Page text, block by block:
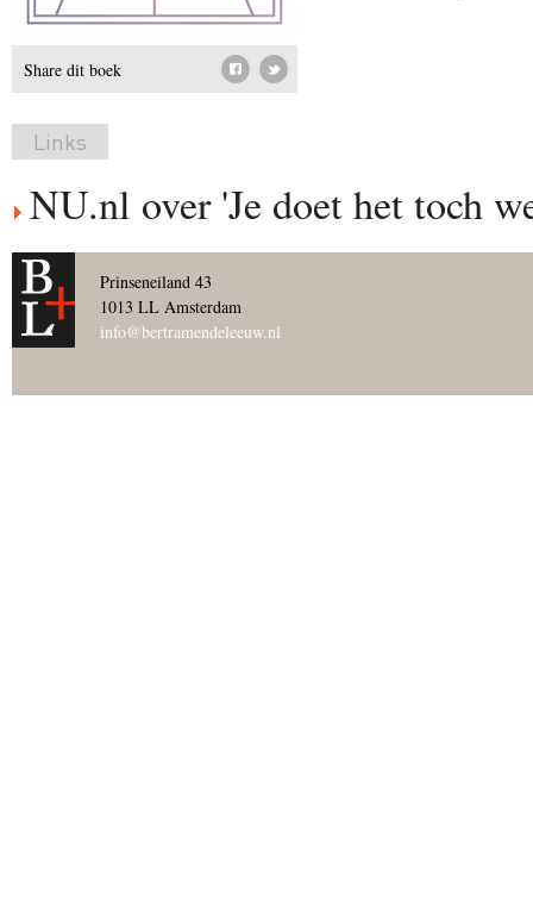
Share dit boek
Links
NU.nl over 'Je doet het toch
Prinseneiland 43
1013 LL Amsterdam
info@bertramendeleeuw.nl